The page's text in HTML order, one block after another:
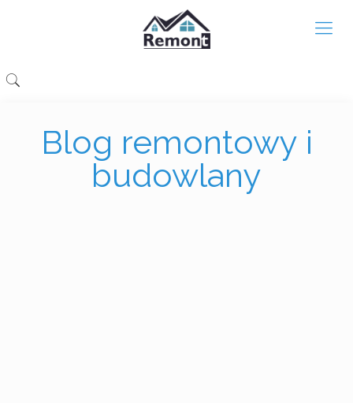
Blog remontowy i
budowlany